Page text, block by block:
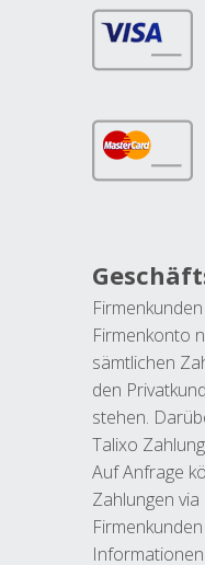
Firmenkonto
sämtlichen
den
stehen.
Talixo
Auf Anfrage
Zahlungen